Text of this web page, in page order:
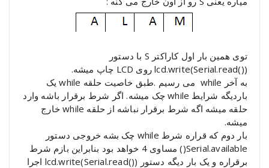
توی همین بار اول کاراکتر S با دستور
(()lcd.write(Serial.read روی LCD چاپ میشه.
به آخر while می رسیم .طبق خاصیت حلقه while یک
باردیگه شرایط while چک میشه. اگر شرط برقرار باشه وارد
حلقه میشه اگه شرط برقرار نباشه از حلقه while خارج
میشه.
بار دوم که قراره شرط while چک بشه خروجی دستور
Serial.available() مساوی 4 خواهد بود بنابراین بازم شرط
برقراره و یک بار دیگه دستور (()lcd.write(Serial.read اجرا